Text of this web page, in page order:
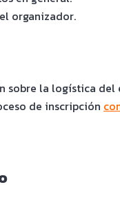
organizador.
sobre la logística
de inscripción